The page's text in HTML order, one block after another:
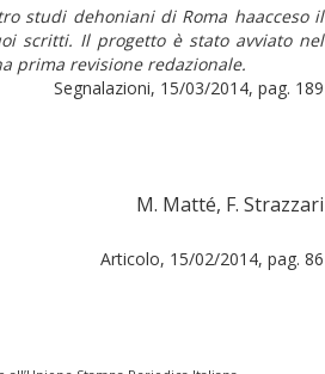
studi dehoniani di Roma haacceso il
scritti. Il progetto è stato avviato nel
prima revisione redazionale.
Segnalazioni, 15/03/2014, pag. 189
M. Matté, F. Strazzari
Articolo, 15/02/2014, pag. 86